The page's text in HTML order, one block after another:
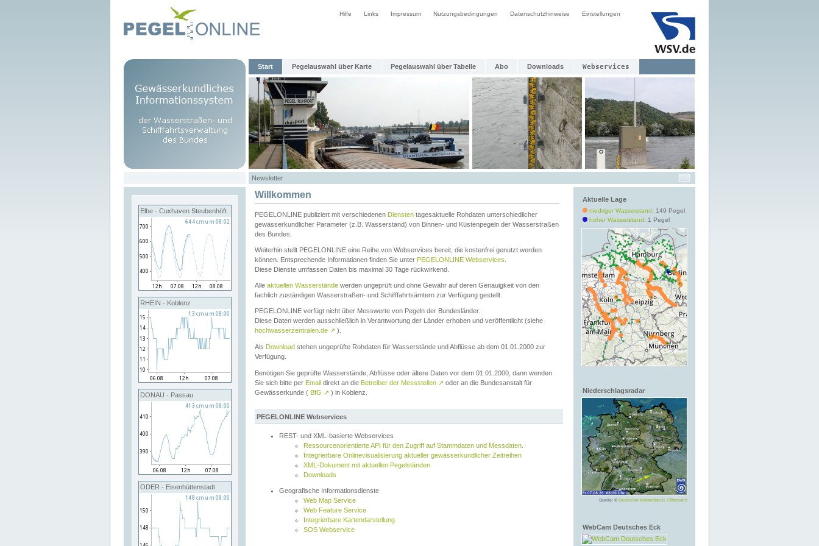
Hilfe Links Impressum Nutzungsbedingungen Datenschutzhinweise Einstellungen
Start Pegelauswahl über Karte Pegelauswahl über Tabelle Abo Downloads Webservices
Newsletter
Elbe - Cuxhaven Steubenhöft
RHEIN - Koblenz
DONAU - Passau
ODER - Eisenhüttenstadt
Aktuelle Lage
niedriger Wasserstand: 149 Pegel
hoher Wasserstand: 1 Pegel
Niederschlagsradar
Quelle: © Deutscher Wetterdienst, Offenbach
WebCam Deutsches Eck
Willkommen
PEGELONLINE publiziert mit verschiedenen Diensten tagesaktuelle Rohdaten unterschiedlicher
gewässerkundlicher Parameter (z.B. Wasserstand) von Binnen- und Küstenpegeln der Wasserstraßen
des Bundes.
Weiterhin stellt PEGELONLINE eine Reihe von Webservices bereit, die kostenfrei genutzt werden
können. Entsprechende Informationen finden Sie unter PEGELONLINE Webservices
Diese Dienste umfassen Daten bis maximal 30 Tage rückwirkend.
Alle aktuellen Wasserstände werden ungeprüft und ohne Gewähr auf deren Genauigkeit von den
fachlich zuständigen Wasserstraßen- und Schifffahrtsämtern zur Verfügung gestellt.
PEGELONLINE verfügt nicht über Messwerte von Pegeln der Bundesländer.
Diese Daten werden ausschließlich in Verantwortung der Länder erhoben und veröffentlicht (siehe
hochwasserzentralen.de ↗ ).
Als Download stehen ungeprüfte Rohdaten für Wasserstände und Abflüsse ab dem 01.01.2000 zur
Verfügung.
Benötigen Sie geprüfte Wasserstände, Abflüsse oder ältere Daten vor dem 01.01.2000, dann wenden
Sie sich bitte per Email direkt an die Betreiber der Messstellen ↗ oder an die Bundesanstalt für
Gewässerkunde ( BfG ↗ ) in Koblenz.
PEGELONLINE Webservices
REST- und XML-basierte Webservices
Ressourcenorientierte API für den Zugriff auf Stammdaten und Messdaten.
Integrierbare Onlinevisualisierung aktueller gewässerkundlicher Zeitreihen
XML-Dokument mit aktuellen Pegelständen
Downloads
Geografische Informationsdienste
Web Map Service
Web Feature Service
Integrierbare Kartendarstellung
SOS Webservice